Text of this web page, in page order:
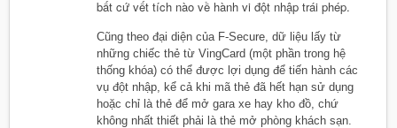
bất cứ vết tích nào về hành vi đột nhập trái phép.
Cũng theo đại diện của F-Secure, dữ liệu lấy từ
những chiếc thẻ từ VingCard (một phần trong hệ
thống khóa) có thể được lợi dụng để tiến hành các
vụ đột nhập, kể cả khi mã thẻ đã hết hạn sử dụng
hoặc chỉ là thẻ để mở gara xe hay kho đồ, chứ
không nhất thiết phải là thẻ mở phòng khách sạn.